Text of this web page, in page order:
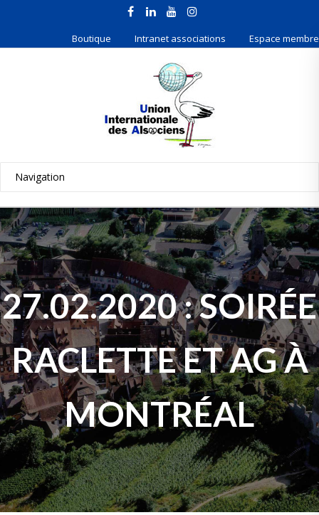
Boutique Intranet associations Espace membre
27.02.2020 : SOIRÉE
RACLETTE ET AG À
MONTRÉAL